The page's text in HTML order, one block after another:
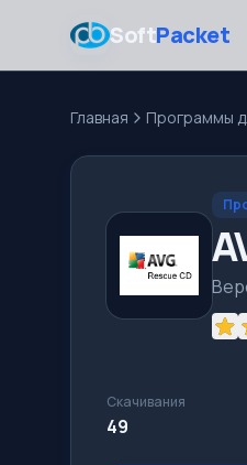
SoftPacket
Главная Программы
Скачивания
49